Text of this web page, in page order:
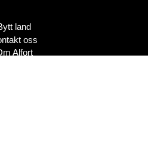
land
oss
Alfort